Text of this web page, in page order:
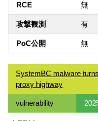
RCE 無
攻撃観測 有
PoC公開 無
SystemBC malware
proxy highway
vulnerability